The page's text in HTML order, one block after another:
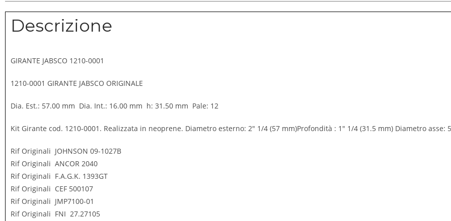
Descrizione
GIRANTE JABSCO 1210-0001
1210-0001 GIRANTE JABSCO ORIGINALE
Dia. Est.: 57.00 mm Dia. Int.: 16.00 mm h: 31.50 mm Pale: 12
Kit Girante cod. 1210-0001. Realizzata in neoprene. Diametro esterno: 2″ 1/4 (57 mm)Profondità : 1″ 1/4 (31.5 mm) Diametro asse:
Rif Originali JOHNSON 09-1027B
Rif Originali ANCOR 2040
Rif Originali F.A.G.K. 1393GT
Rif Originali CEF 500107
Rif Originali JMP7100-01
Rif Originali FNI 27.27105